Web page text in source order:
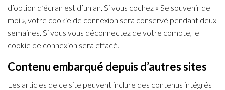
d’option d’écran est d’un an. Si vous cochez « Se souvenir de
moi », votre cookie de connexion sera conservé pendant deux
semaines. Si vous vous déconnectez de votre compte, le
cookie de connexion sera effacé.
Contenu embarqué depuis d’autres sites
Les articles de ce site peuvent inclure des contenus intégrés